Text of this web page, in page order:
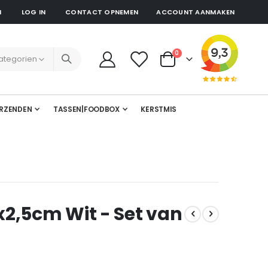
LOG IN CONTACT OPNEMEN ACCOUNT AANMAKEN
Cart
0producten
TASSEN|FOODBOX KERSTMIS
Wit - Set van